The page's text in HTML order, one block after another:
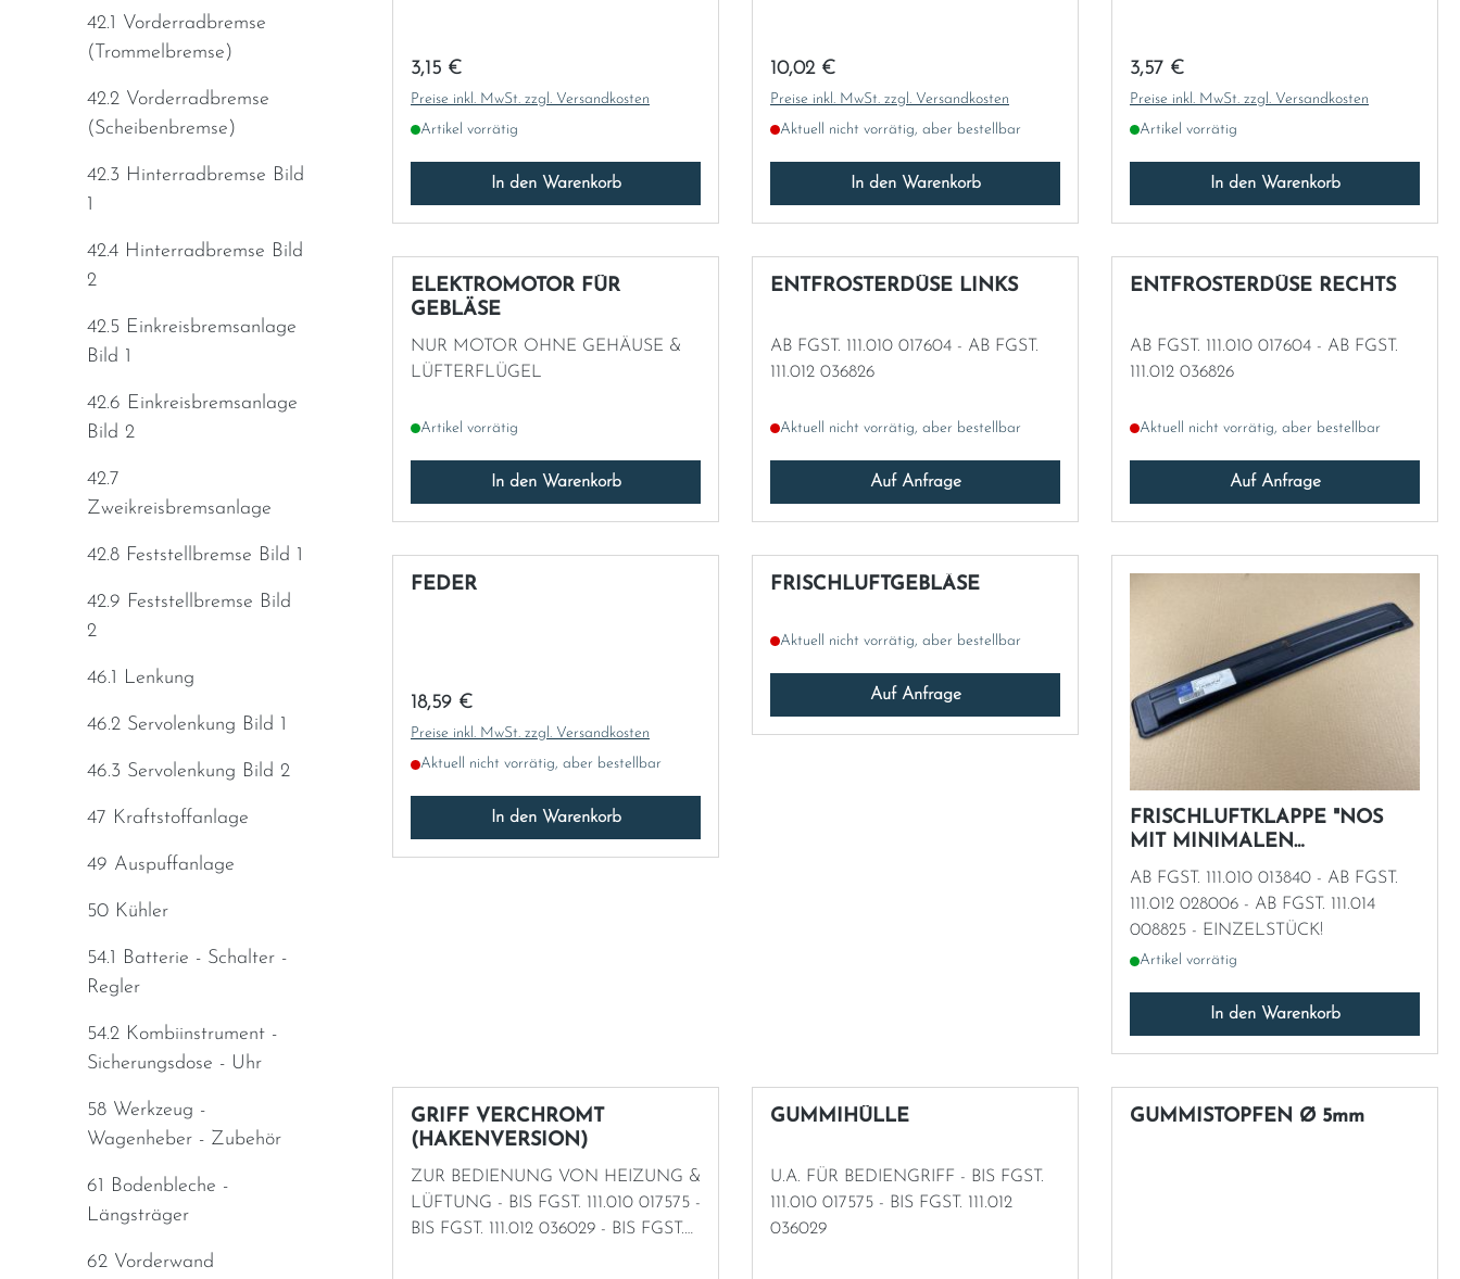
42.1 Vorderradbremse
(Trommelbremse)
42.2 Vorderradbremse
(Scheibenbremse)
42.3 Hinterradbremse Bild
1
42.4 Hinterradbremse Bild
2
42.5 Einkreisbremsanlage
Bild 1
42.6 Einkreisbremsanlage
Bild 2
42.7
Zweikreisbremsanlage
42.8 Feststellbremse Bild 1
42.9 Feststellbremse Bild
2
46.1 Lenkung
46.2 Servolenkung Bild 1
46.3 Servolenkung Bild 2
47 Kraftstoffanlage
49 Auspuffanlage
50 Kühler
54.1 Batterie - Schalter -
Regler
54.2 Kombiinstrument -
Sicherungsdose - Uhr
58 Werkzeug -
Wagenheber - Zubehör
61 Bodenbleche -
Längsträger
62 Vorderwand
Regulärer Preis:
3,15 €
Preise inkl. MwSt. zzgl. Versandkosten
Artikel vorrätig
In den Warenkorb
Regulärer Preis:
10,02 €
Preise inkl. MwSt. zzgl. Versandkosten
Aktuell nicht vorrätig, aber bestellbar
In den Warenkorb
Regulärer Preis:
3,57 €
Preise inkl. MwSt. zzgl. Versandkosten
Artikel vorrätig
In den Warenkorb
ELEKTROMOTOR FÜR
GEBLÄSE
NUR MOTOR OHNE GEHÄUSE &
LÜFTERFLÜGEL
Artikel vorrätig
In den Warenkorb
ENTFROSTERDÜSE LINKS
AB FGST. 111.010 017604 - AB FGST.
111.012 036826
Aktuell nicht vorrätig, aber bestellbar
Auf Anfrage
ENTFROSTERDÜSE RECHTS
AB FGST. 111.010 017604 - AB FGST.
111.012 036826
Aktuell nicht vorrätig, aber bestellbar
Auf Anfrage
FEDER
Regulärer Preis:
18,59 €
Preise inkl. MwSt. zzgl. Versandkosten
Aktuell nicht vorrätig, aber bestellbar
In den Warenkorb
FRISCHLUFTGEBLÄSE
Aktuell nicht vorrätig, aber bestellbar
Auf Anfrage
FRISCHLUFTKLAPPE "NOS
MIT MINIMALEN
LAGERSPUREN"
AB FGST. 111.010 013840 - AB FGST.
111.012 028006 - AB FGST. 111.014
008825 - EINZELSTÜCK!
Artikel vorrätig
In den Warenkorb
GRIFF VERCHROMT
(HAKENVERSION)
ZUR BEDIENUNG VON HEIZUNG &
LÜFTUNG - BIS FGST. 111.010 017575 -
BIS FGST. 111.012 036029 - BIS FGST.
GUMMIHÜLLE
U.A. FÜR BEDIENGRIFF - BIS FGST.
111.010 017575 - BIS FGST. 111.012
036029
GUMMISTOPFEN Ø 5mm